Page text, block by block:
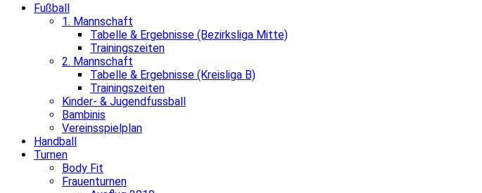
Fußball
1. Mannschaft
Tabelle & Ergebnisse (Bezirksliga Mitte)
Trainingszeiten
2. Mannschaft
Tabelle & Ergebnisse (Kreisliga B)
Trainingszeiten
Kinder- & Jugendfussball
Bambinis
Vereinsspielplan
Handball
Turnen
Body Fit
Frauenturnen